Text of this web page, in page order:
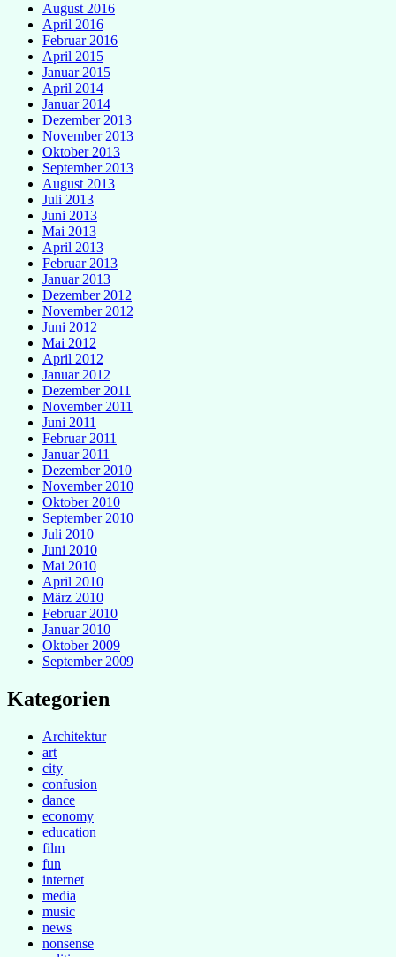
August 2016
April 2016
Februar 2016
April 2015
Januar 2015
April 2014
Januar 2014
Dezember 2013
November 2013
Oktober 2013
September 2013
August 2013
Juli 2013
Juni 2013
Mai 2013
April 2013
Februar 2013
Januar 2013
Dezember 2012
November 2012
Juni 2012
Mai 2012
April 2012
Januar 2012
Dezember 2011
November 2011
Juni 2011
Februar 2011
Januar 2011
Dezember 2010
November 2010
Oktober 2010
September 2010
Juli 2010
Juni 2010
Mai 2010
April 2010
März 2010
Februar 2010
Januar 2010
Oktober 2009
September 2009
Kategorien
Architektur
art
city
confusion
dance
economy
education
film
fun
internet
media
music
news
nonsense